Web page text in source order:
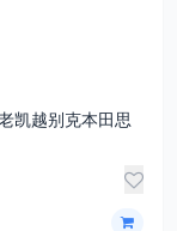
凯越别克本田思